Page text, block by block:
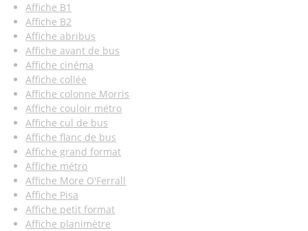
Affiche B1
Affiche B2
Affiche abribus
Affiche avant de bus
Affiche cinéma
Affiche collée
Affiche colonne Morris
Affiche couloir métro
Affiche cul de bus
Affiche flanc de bus
Affiche grand format
Affiche métro
Affiche More O'Ferrall
Affiche Pisa
Affiche petit format
Affiche planimètre